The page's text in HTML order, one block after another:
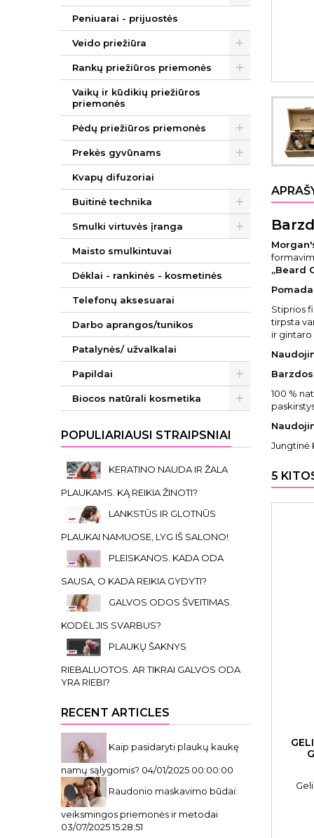
Peniuarai - prijuostės
Veido priežiūra
Rankų priežiūros priemonės
Vaikų ir kūdikių priežiūros
priemonės
Pėdų priežiūros priemonės
Prekės gyvūnams
Kvapų difuzoriai
Buitinė technika
Smulki virtuvės įranga
Maisto smulkintuvai
Dėklai - rankinės - kosmetinės
Telefonų aksesuarai
Darbo aprangos/tunikos
Patalynės/ užvalkalai
Papildai
Biocos natūrali kosmetika
POPULIARIAUSI STRAIPSNIAI
KERATINO NAUDA IR ŽALA
PLAUKAMS. KĄ REIKIA ŽINOTI?
LANKSTŪS IR GLOTNŪS
PLAUKAI NAMUOSE, LYG IŠ SALONO!
PLEISKANOS. KADA ODA
SAUSA, O KADA REIKIA GYDYTI?
GALVOS ODOS ŠVEITIMAS.
KODĖL JIS SVARBUS?
PLAUKŲ ŠAKNYS
RIEBALUOTOS. AR TIKRAI GALVOS ODA
YRA RIEBI?
RECENT ARTICLES
Kaip pasidaryti plaukų kaukę
namų sąlygomis? 04/01/2025 00:00:00
Raudonio maskavimo būdai:
veiksmingos priemonės ir metodai
03/07/2025 15:28:51
„Beard
Stiprios
tirpsta
ir
100 %
Jungtinė
5